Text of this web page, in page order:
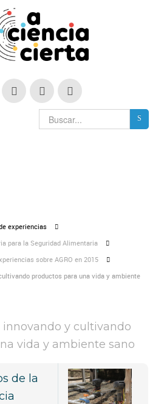
experiencias
para la Seguridad Alimentaria
sobre AGRO en 2015
productos para una vida y ambiente
innovando y cultivando
vida y ambiente sano
de la